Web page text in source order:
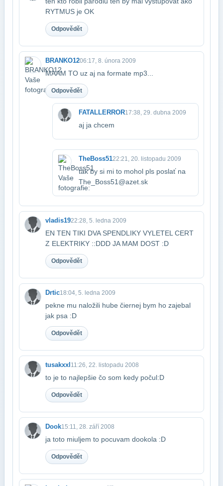
RYTMUS je OK
Odpovědět
BRANKO1206:17, 8. února 2009
MAAM TO uz aj na formate mp3...
Odpovědět
FATALLERROR17:38, 29. dubna 2009
aj ja chcem
TheBoss5122:21, 20. listopadu 2009
tak by si mi to mohol pls poslať na
The_Boss51@azet.sk
vladis1922:28, 5. ledna 2009
EN TEN TIKI DVA SPENDLIKY VYLETEL CERT
Z ELEKTRIKY ::DDD JA MAM DOST :D
Odpovědět
Drtic18:04, 5. ledna 2009
pekne mu naložili hube čiernej bym ho zajebal
jak psa :D
Odpovědět
tusakxxl11:26, 22. listopadu 2008
to je to najlepšie čo som kedy počul:D
Odpovědět
Dook15:11, 28. září 2008
ja toto miuljem to pocuvam dookola :D
Odpovědět